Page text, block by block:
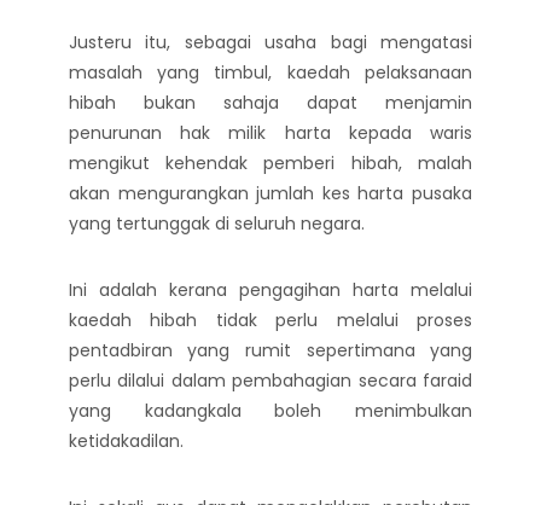
Justeru itu, sebagai usaha bagi mengatasi
masalah yang timbul, kaedah pelaksanaan
hibah bukan sahaja dapat menjamin
penurunan hak milik harta kepada waris
mengikut kehendak pemberi hibah, malah
akan mengurangkan jumlah kes harta pusaka
yang tertunggak di seluruh negara.
Ini adalah kerana pengagihan harta melalui
kaedah hibah tidak perlu melalui proses
pentadbiran yang rumit sepertimana yang
perlu dilalui dalam pembahagian secara faraid
yang kadangkala boleh menimbulkan
ketidakadilan.